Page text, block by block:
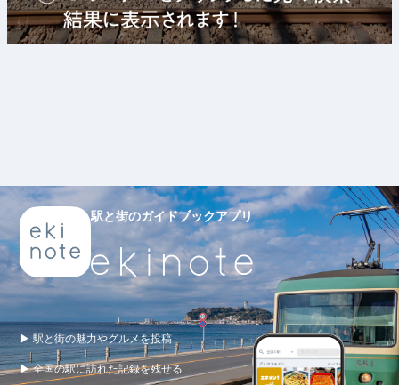
駅と街のガイドブックアプリ
▶ 駅と街の魅力やグルメを投稿
▶ 全国の駅に訪れた記録を残せる